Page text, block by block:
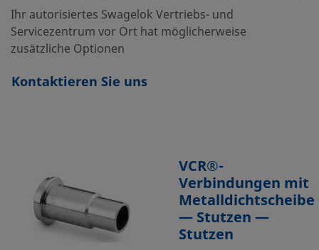
Ihr autorisiertes Swagelok Vertriebs- und
Servicezentrum vor Ort hat möglicherweise
zusätzliche Optionen
Kontaktieren Sie uns
VCR®-
Verbindungen mit
Metalldichtscheibe
— Stutzen —
Stutzen